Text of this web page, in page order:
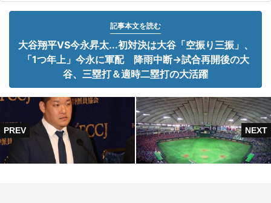
記事本文を読む
大谷翔平VS今永昇太...初対決は大谷「空振り三振」、
「1つ年上」今永に軍配 降雨中断→試合再開後の大
谷、三塁打＆適時二塁打の大活躍